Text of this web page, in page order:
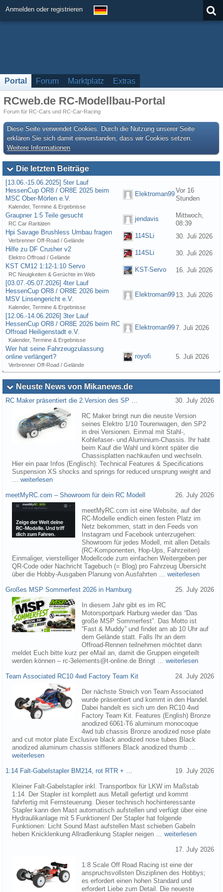
Anmelden oder registrieren
Portal Forum Marktplatz Extras
RCweb.de RC-Modellbau-Portal
Forum für RC-Cars und RC-Car-Racing
Diese Seite verwendet Cookies. Durch die Nutzung unserer Seite
erklären Sie sich damit einverstanden, dass wir Cookies setzen.
Weitere Informationen
Die letzten Beiträge
[13.06.-15.06.2025] 5ter Lauf
HessenCup OR8 / OR8E 2025 beim
MSC Ober-Mörlen e.V.
Kalender, Termine & Ergebnisse
Elektroman99Vor 16
Stunden
Graupner 1:5 Teile gesucht
RC Car Raritäten
jendavis
Mittwoch,
08:39
Hpi Savage Brushless Umbau fragen
Verbrenner Off-Road / Gelände
114SLi
30. Juli 2026
Hilfe zu DF Crusher v2
Elektro Offroad / Gelände
114SLi
30. Juli 2026
KST CM12 1:12-1:10 Servo
RC Neuigkeiten & Gerüchte im Web
KST-Servo
16. Juli 2026
[03.07.-05.07.2026] 4ter Lauf
HessenCup OR8 / OR8E 2026 beim
MSV Linsengericht e.V.
Kalender, Termine & Ergebnisse
Elektroman99 13. Juli 2026
[12.06.-14.06.2026] 3ter Lauf
HessenCup OR8 / OR8E 2026 beim RC
Offroad Heiligenstadt e.V.
Kalender, Termine & Ergebnisse
Elektroman997. Juli 2026
Wer hat seine Fahrzeugzulassung
online verlängert?
Verbrenner Off-Road / Gelände
royofi 5. Juli 2026
Neuste News von Mikanews.de
RC Maker präsentiert die 2.Version des SP … 30. July 2026
RC Maker bringt nun die neuste Version
seines Elektro 1/10 Tourenwagen, den SP2
in drei Versionen. Einmal mit Stahl-,
Kohlefaser- und Aluminium-Chassis. Ihr habt
beim Kauf die Wahl und könnt später die
Chassisplatten nachkaufen und wechseln.
Hier ein paar Infos (Englisch): Technical Features & Specifications
Suspension XS shocks and springs for reduced unsprung weight and
weiterlesen
meetMyRC.com – Showroom für dein RC Modell 26. July 2026
meetMyRC.com ist eine Website, auf der
RC-Modelle endlich einen festen Platz im
Netz bekommen, statt in den Feeds von
Instagram und Facebook unterzugehen:
Showroom für jedes Modell, mit allen Details
(RC-Komponenten, Hop-Ups, Fahrzeiten)
Einmaliger, vierstelliger Modellcode zum einfachen Weitergeben per
QR-Code oder Nachricht Tagebuch (= Blog) pro Fahrzeug Übersicht
über die Hobby-Ausgaben Planung von Ausfahrten … weiterlesen
Großes MSP Sommerfest 2026 in Hamburg 25. July 2026
In diesem Jahr gibt es im RC
Motorsportpark Harburg wieder das “Das
große MSP Sommerfest”. Das Motto ist
“Fast & Muddy” und findet am ab 10 Uhr auf
dem Gelände statt. Falls Ihr an dem
Offroad-Rennen teilnehmen möchtet dann
meldet Euch bitte kurz per eMail an, damit die Gruppen eingeteilt
werden können – rc-3elements@t-online.de Bringt … weiterlesen
Team Associated RC10 4wd Factory Team Kit 24. July 2026
Der nächste Streich von Team Associated
wurde präsentiert und kommt in den Handel.
Dabei handelt es sich um den RC10 4wd
Factory Team Kit. Features (English) Bronze
anodized 6061-T6 aluminum monocoque
4wd tub chassis Bronze anodized nose plate
and cut motor plate Exclusive black anodized nose tubes Black
anodized aluminum chassis stiffeners Black anodized thumb …
weiterlesen
1:14 Falt-Gabelstapler BM214, rot RTR + … 19. July 2026
Kleiner Falt-Gabelstapler inkl. Transportbox für LKW im Maßstab
1:14. Der Stapler ist komplett aus Metall gefertigt und kommt
fahrfertig mit Fernsteuerung. Dieser technisch hochinteressante
Stapler kann den Mast automatisch aufstellen und verfügt über eine
Hydraulikanlage mit 5 Funktionen! Der Stapler hat folgende
Funktionen: Licht Sound Mast aufstellen Mast schieben Gabeln
heben Knicklenkung Allradlenkung Stapler neigen … weiterlesen
17. July 2026
1:8 Scale Off Road Racing ist eine der
anspruchsvollsten Disziplinen des Hobbys;
es erfordert einen hohen Standard und
erfordert Liebe zum Detail. Die neueste